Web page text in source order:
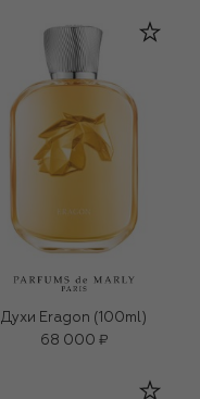
Духи Eragon (100ml)
68 000 ₽